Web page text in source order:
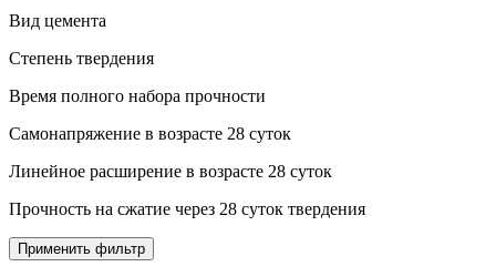
Вид цемента
Степень твердения
Время полного набора прочности
Самонапряжение в возрасте 28 суток
Линейное расширение в возрасте 28 суток
Прочность на сжатие через 28 суток твердения
Применить фильтр